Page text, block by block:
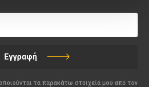
Εγγραφή
τα παρακάτω στοιχεία μου από τον